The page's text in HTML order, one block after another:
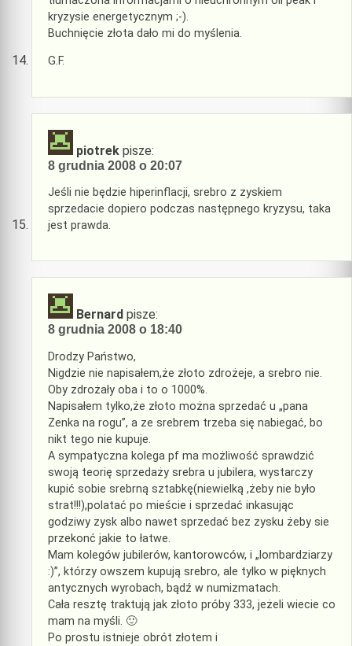
kryzysie energetycznym ;-).
Buchnięcie złota dało mi do myślenia.
G.F.
piotrek pisze:
8 grudnia 2008 o 20:07
Jeśli nie będzie hiperinflacji, srebro z zyskiem
sprzedacie dopiero podczas następnego kryzysu, taka
jest prawda.
Bernard pisze:
8 grudnia 2008 o 18:40
Drodzy Państwo,
Nigdzie nie napisałem,że złoto zdrożeje, a srebro nie.
Oby zdrożały oba i to o 1000%.
Napisałem tylko,że złoto można sprzedać u „pana
Zenka na rogu”, a ze srebrem trzeba się nabiegać, bo
nikt tego nie kupuje.
A sympatyczna kolega pf ma możliwość sprawdzić
swoją teorię sprzedaży srebra u jubilera, wystarczy
kupić sobie srebrną sztabkę(niewielką ,żeby nie było
strat!!!),polatać po mieście i sprzedać inkasując
godziwy zysk albo nawet sprzedać bez zysku żeby sie
przekonć jakie to łatwe.
Mam kolegów jubilerów, kantorowców, i „lombardziarzy
:)”, którzy owszem kupują srebro, ale tylko w pięknych
antycznych wyrobach, bądź w numizmatach.
Cała resztę traktują jak złoto próby 333, jeżeli wiecie co
mam na myśli. 🙂
Po prostu istnieje obrót złotem i